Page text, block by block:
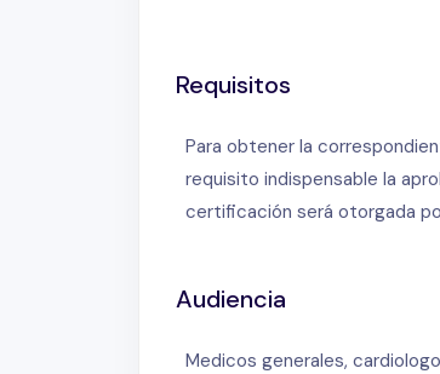
Requisitos
Para obtener la
requisito indispensable la
certificación será otorgada
Audiencia
Medicos generales,